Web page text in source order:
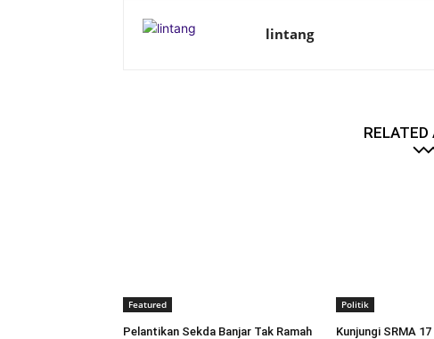
lintang
RELATED
Featured
Pelantikan Sekda Banjar Tak Ramah
Politik
Kunjungi SRMA